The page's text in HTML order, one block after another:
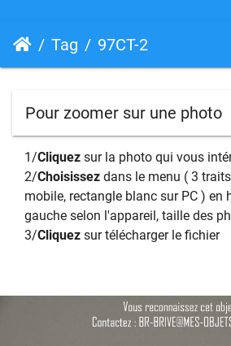
Tag 97CT-2
Pour zoomer sur une photo
1/Cliquez sur la photo qui vous
2/Choisissez dans le menu ( 3
mobile, rectangle blanc sur PC ) en
gauche selon l'appareil, taille des
3/Cliquez sur télécharger le fichier